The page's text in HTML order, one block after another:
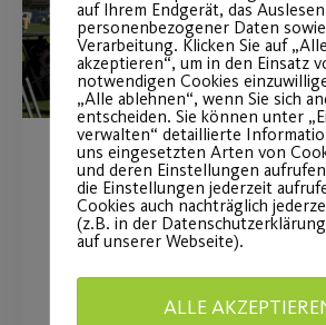
MAN Truck & Bus
Premiumpartner
insbesondere den
auf Ihrem Endgerät, das Auslesen
personenbezogener Daten
Verarbeitung. Klicken Sie auf „Alle
akzeptieren“, um in den Einsatz
notwendigen Cookies
„Alle ablehnen“, wenn Sie sich
entscheiden. Sie können unter
verwalten“ detaillierte
uns eingesetzten Arten von
und deren Einstellungen
die Einstellungen jederzeit
Cookies auch nachträglich
(z.B. in der
auf unserer Webseite).
ALLE